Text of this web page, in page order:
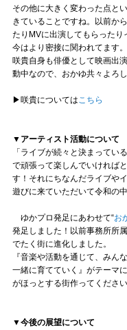
その他に大きく変わった点と
きていることですね。以前か
たりMVに出演してもらったり
今はより密接に関われてます。
咲貴自身も俳優として映画出
動中なので、おかゆ共々よろ
▶咲貴についてはこちら
▼アーティスト活動について
「ライブが続々と決まってい
で頑張って楽しんでいければ
す！それにちなんだライブや
遊びに来ていただいて令和の
ゆかプロ発足にあわせて“お
発足しました！以前事務所所
でたく街に進化しました。
『音楽や活動を通じて、みん
一緒に育てていく』がテーマ
がほっとする街作ってください
▼今後の展望について